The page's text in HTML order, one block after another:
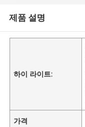
제품 설명
하이 라이트:
가격